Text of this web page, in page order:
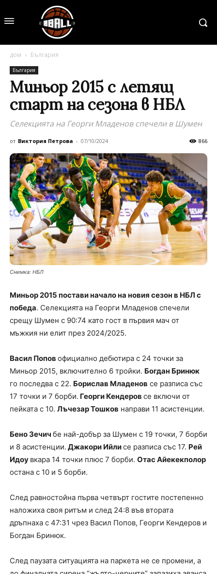
дом България
България
Миньор 2015 с летящ
старт на сезона в НБЛ
Селекцията на Георги Младенов спечели в Шумен
от Виктория Петрова - 07/10/2024 866
Снимка: НБЛ
Миньор 2015 постави начало на новия сезон в НБЛ с
победа. Селекцията на Георги Младенов спечели
срещу Шумен с 90:74 като гост в първия мач от
мъжкия ни елит през 2024/2025.
Васил Попов официално дебютира с 24 точки за
Миньор 2015, включително 6 тройки. Богдан Бринюк
го последва с 22. Борислав Младенов се разписа със
17 точки и 7 борби. Георги Кендеров се включи от
пейката с 10. Лъчезар Тошков направи 11 асистенции.
Бено Зечич бе най-добър за Шумен с 19 точки, 7 борби
и 8 асистенции. Джакори Ийлисе разписа със 17. Рей
Идоу вкара 14 точки плюс 7 борби. Отас Айекекполор
остана с 10 и 5 борби.
След равностойна първа четвърт гостите постепенно
наложиха своя ритъм и след 24:8 във втората
дръпнаха с 47:31 чрез Васил Попов, Георги Кендеров и
Богдан Бринюк.
След паузата ситуацията на паркета не се промени, а